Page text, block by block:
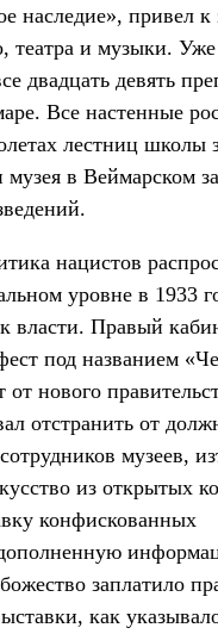
наследие», привел к
театра и музыки.
двадцать девять
Все настенные
лестниц школы
музея в Веймарском
нацистов
уровне в 1933
власти. Правый
под названием
нового
отстранить от
музеев,
из открытых
конфискованных
заплатило
как